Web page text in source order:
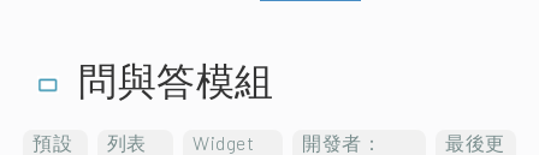
問與答模組
預設
列表
Widget
開發者：
最後更